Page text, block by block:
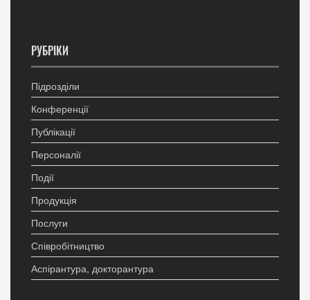
РУБРІКИ
Підрозділи
Конференції
Публікації
Персоналії
Події
Продукція
Послуги
Співробітництво
Аспірантура, докторантура